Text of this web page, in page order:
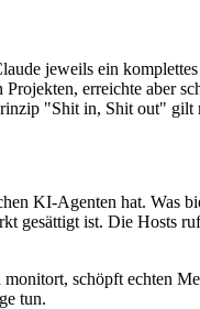
jeweils ein
erreichte aber
"Shit in, Shit out" gilt
KI-Agenten hat. Was
gesättigt ist. Die Hosts
schöpft echten
tun.